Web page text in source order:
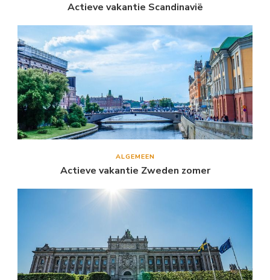
Actieve vakantie Scandinavië
ALGEMEEN
Actieve vakantie Zweden zomer